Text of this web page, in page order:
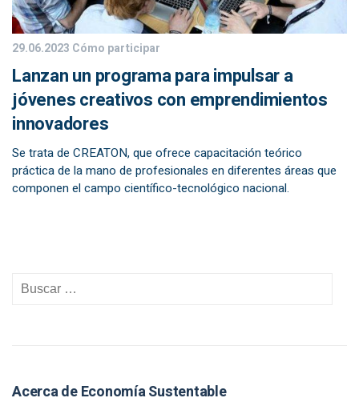
29.06.2023 Cómo participar
Lanzan un programa para impulsar a
jóvenes creativos con emprendimientos
innovadores
Se trata de CREATON, que ofrece capacitación teórico
práctica de la mano de profesionales en diferentes áreas que
componen el campo científico-tecnológico nacional.
Acerca de Economía Sustentable